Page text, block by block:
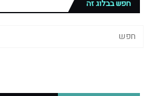
חפש בבלוג זה